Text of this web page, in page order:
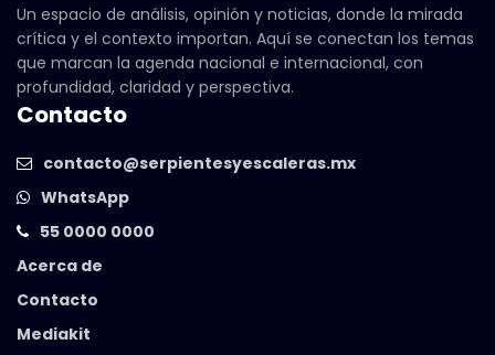
Un espacio de análisis, opinión y noticias, donde la mirada
crítica y el contexto importan. Aquí se conectan los temas
que marcan la agenda nacional e internacional, con
profundidad, claridad y perspectiva.
Contacto
contacto@serpientesyescaleras.mx
WhatsApp
55 0000 0000
Acerca de
Contacto
Mediakit